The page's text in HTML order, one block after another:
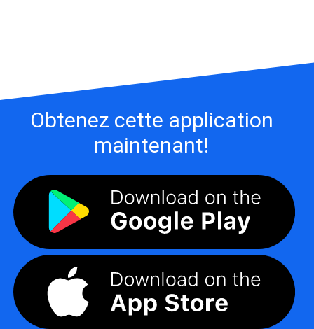
Obtenez cette application
maintenant!